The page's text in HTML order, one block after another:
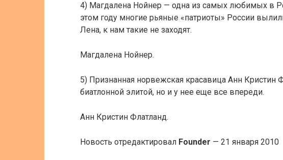
4) Магдалена Нойнер — одна из самых любимых в
этом году многие рьяные «патриоты» России
Лена, к нам такие не заходят.
Магдалена Нойнер.
5) Признанная норвежская красавица Анн Кристин
биатлонной элитой, но и у нее еще все впереди.
Анн Кристин Флатланд.
Новость отредактировал Founder — 21 января 2010